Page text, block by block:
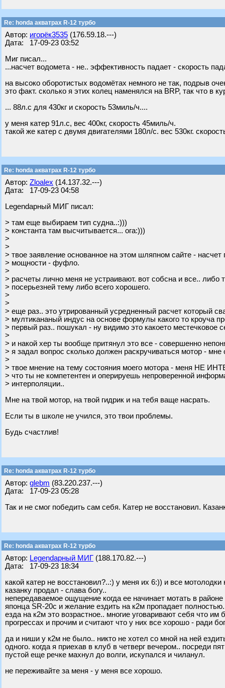
Re: honda акватрах R-12 турбо
Автор: игорёк3535 (176.59.18.---)
Дата: 17-09-23 03:52
Миг писал...
...насчет водомета - не.. эффективность падает - скорость
на высоко оборотистых водомётах немного не так, подрыв
это факт. сколько я этих колец наменялся на BRP, так что в
... 88л.с для 430кг и скорость 53миль/ч....
у меня катер 91л.с, вес 400кг, скорость 45миль/ч.
такой же катер с двумя двигателями 180л/с. вес 530кг.
Re: honda акватрах R-12 турбо
Автор: Zloalex (14.137.32.---)
Дата: 17-09-23 04:58
Legendарный МИГ писал:
> там еще выбираем тип судна..:)))
> константа там высчитывается... ога:)))
>
>
> твое заявление основанное на этом шляпном сайте - насчет
> мощности - фуфло.
>
> расчеты лично меня не устраивают. вот собсна и все.. либо
> посерьезней тему либо всего хорошего.
>
>
> еще раз.. это утрированный усредненный расчет который
> мултикананый индус на основе формулы какого то кроуча
> первый раз.. пошукал - ну видимо это какоето местечковое
>
> и накой хер ты вообще притянул это все - совершенно
> я задал вопрос сколько должен раскручиваться мотор - мне
>
> твое мнение на тему состояния моего мотора - меня НЕ
> что ты не компетентен и оперируешь непроверенной
> интерполяции..
Мне на твой мотор, на твой гидрик и на тебя ваще насрать.
Если ты в школе не учился, это твои проблемы.
Будь счастлив!
Re: honda акватрах R-12 турбо
Автор: glebm (83.220.237.---)
Дата: 17-09-23 05:28
Так и не смог победить сам себя. Катер не восстановил.
Re: honda акватрах R-12 турбо
Автор: Legendарный МИГ (188.170.82.---)
Дата: 17-09-23 18:34
какой катер не восстановил?..:) у меня их 6:)) и все мотолодки
казанку продал - слава богу..
непередаваемое ощущение когда ее начинает мотать в
японца SR-20c и желание ездить на к2м пропадает полностью.
езда на к2м это возрастное.. многие уговаривают себя что
прогрессах и прочим и считают что у них все хорошо - ради
да и ниши у к2м не было.. никто не хотел со мной на ней
одного. когда я приехав в клуб в четверг вечером.. посреди
пустой еще речке махнул до волги, искупался и чиланул.
не переживайте за меня - у меня все хорошо.